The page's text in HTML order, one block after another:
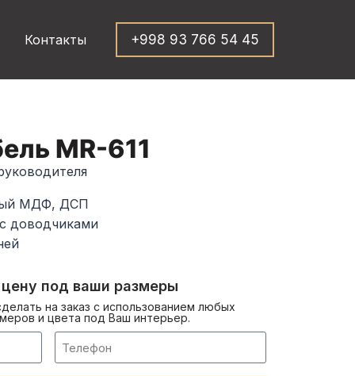
Контакты +998 93 766 54 45
MR-611
МДФ, ДСП
доводчиками
под ваши размеры
на заказ с использованием любых
и цвета под Ваш интерьер.